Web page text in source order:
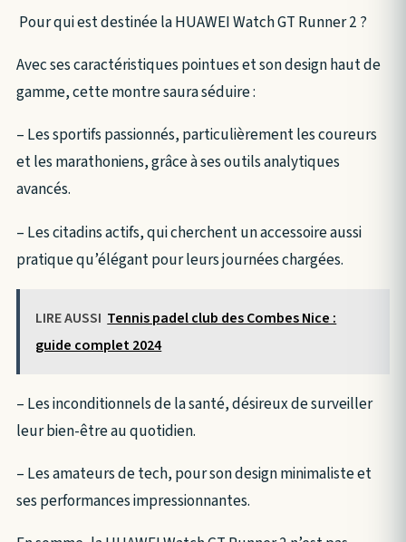
Pour qui est destinée la HUAWEI Watch GT Runner 2 ?
Avec ses caractéristiques pointues et son design haut de
gamme, cette montre saura séduire :
– Les sportifs passionnés, particulièrement les coureurs
et les marathoniens, grâce à ses outils analytiques
avancés.
– Les citadins actifs, qui cherchent un accessoire aussi
pratique qu’élégant pour leurs journées chargées.
LIRE AUSSI Tennis padel club des Combes Nice :
guide complet 2024
– Les inconditionnels de la santé, désireux de surveiller
leur bien-être au quotidien.
– Les amateurs de tech, pour son design minimaliste et
ses performances impressionnantes.